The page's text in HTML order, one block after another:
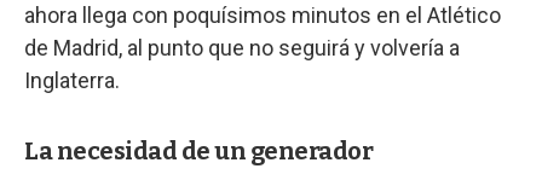
ahora llega con poquísimos minutos en el Atlético
de Madrid, al punto que no seguirá y volvería a
Inglaterra.
La necesidad de un generador